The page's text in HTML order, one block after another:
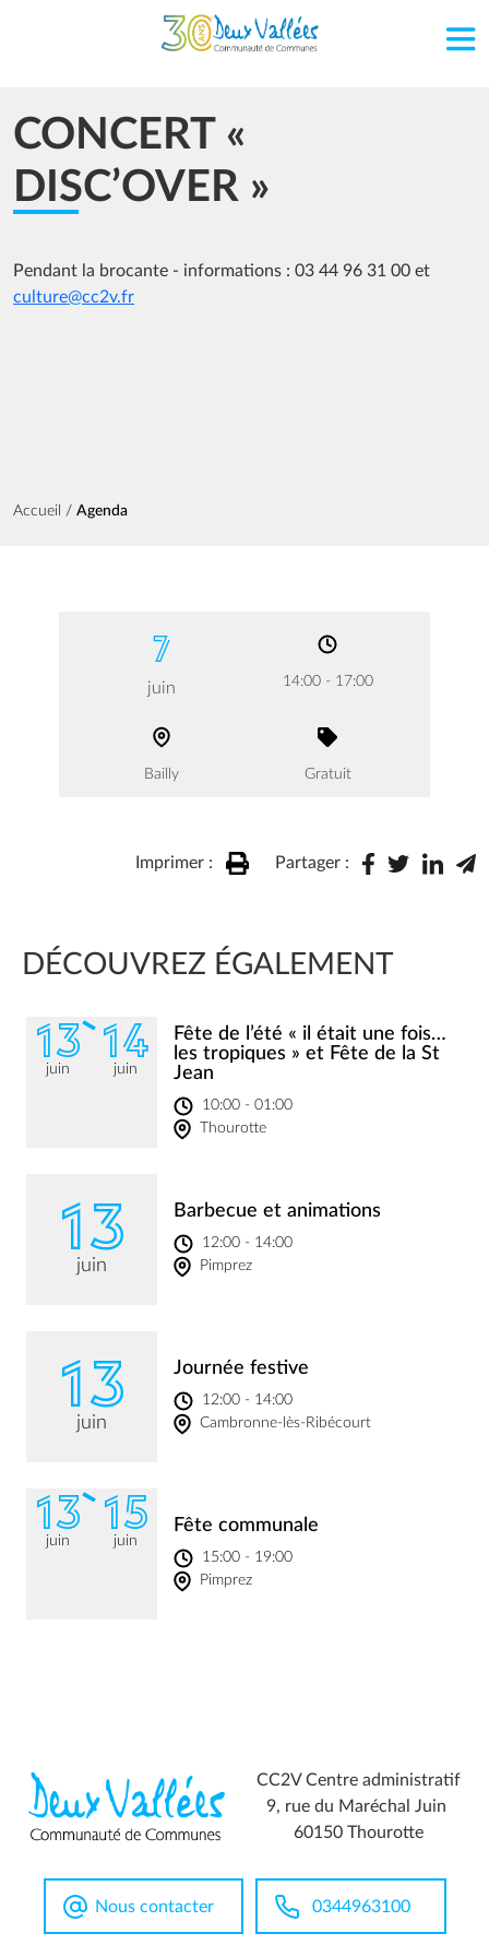
Aller au contenu principal
CONCERT «
DISC’OVER »
Pendant la brocante - informations : 03 44 96 31 00 et
culture@cc2v.fr
Fil d'Ariane
Accueil Agenda
7
juin 14:00 - 17:00
Bailly Gratuit
Imprimer : Partager :
DÉCOUVREZ ÉGALEMENT
13
juin
14
juin
Fête de l’été « il était une fois…
les tropiques » et Fête de la St
Jean
10:00 - 01:00
Thourotte
13
juin
Barbecue et animations
12:00 - 14:00
Pimprez
13
juin
Journée festive
12:00 - 14:00
Cambronne-lès-Ribécourt
13
juin
15
juin
Fête communale
15:00 - 19:00
Pimprez
CC2V Centre administratif
9, rue du Maréchal Juin
60150 Thourotte
Nous contacter 0344963100